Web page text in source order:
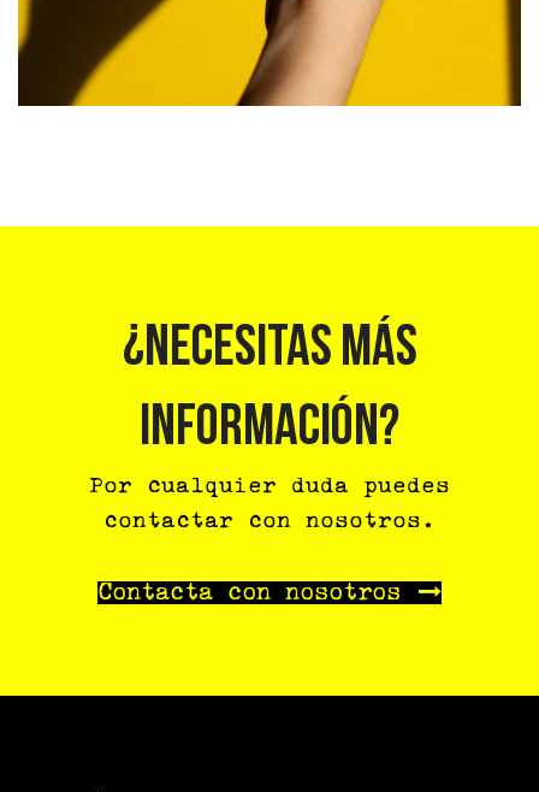
¿NECESITAS MÁS
INFORMACIÓN?
Por cualquier duda puedes
contactar con nosotros.
Contacta con nosotros